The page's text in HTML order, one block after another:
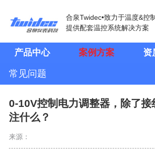
合泉Twidec•致力于温度&控
提供配套温控系统解决方案
产品中心 案例方案 资
常见问题
0-10V控制电力调整器，除了接
注什么？
来源：